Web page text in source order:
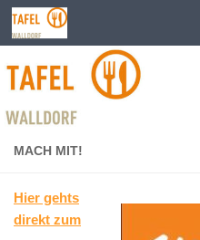
Zum Inhalt springen
MACH MIT!
Hier gehts
direkt zum